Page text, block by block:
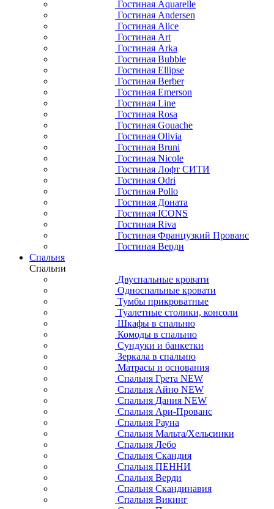
Гостиная Aquarelle
Гостиная Andersen
Гостиная Alice
Гостиная Art
Гостиная Arka
Гостиная Bubble
Гостиная Ellipse
Гостиная Berber
Гостиная Emerson
Гостиная Line
Гостиная Rosa
Гостиная Gouache
Гостиная Olivia
Гостиная Bruni
Гостиная Nicole
Гостиная Лофт СИТИ
Гостиная Odri
Гостиная Pollo
Гостиная Доната
Гостиная ICONS
Гостиная Riva
Гостиная Французкий Прованс
Гостиная Верди
Спальня
Спальни
Двуспальные кровати
Односпальные кровати
Тумбы прикроватные
Туалетные столики, консоли
Шкафы в спальню
Комоды в спальню
Сундуки и банкетки
Зеркала в спальню
Матрасы и основания
Спальня Грета NEW
Спальня Айно NEW
Спальня Дания NEW
Спальня Ари-Прованс
Спальня Рауна
Спальня Мальта/Хельсинки
Спальня Лебо
Спальня Скандия
Спальня ПЕННИ
Спальня Верди
Спальня Скандинавия
Спальня Викинг